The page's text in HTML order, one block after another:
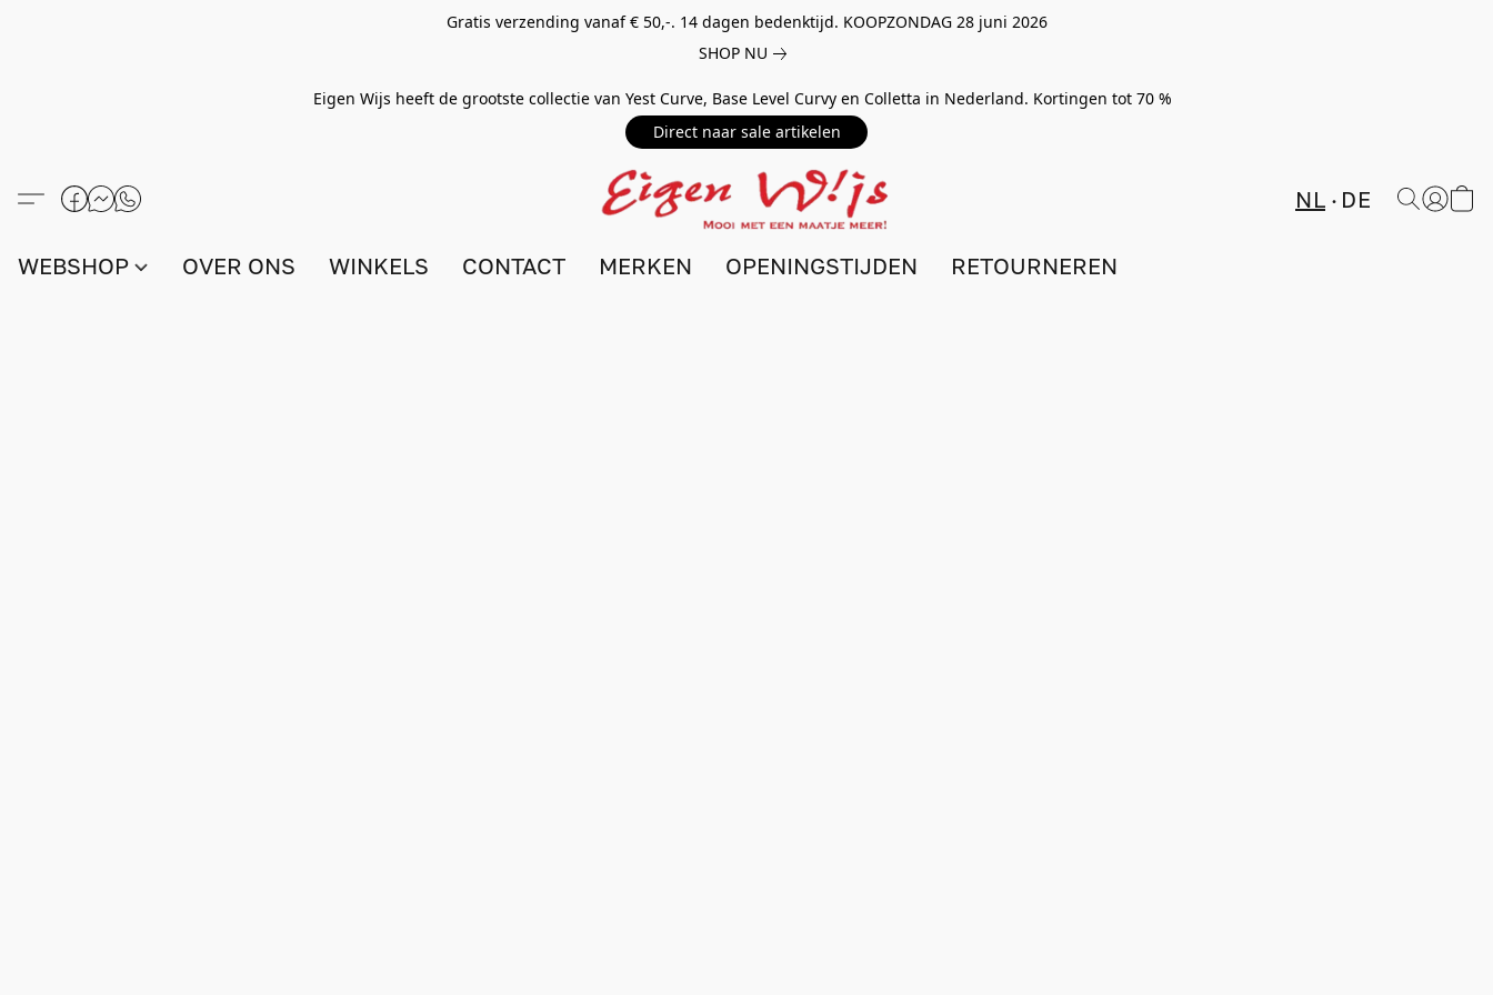
Gratis verzending vanaf € 50,-. 14 dagen bedenktijd. KOOPZONDAG 28 juni 2026
SHOP NU
Eigen Wijs heeft de grootste collectie van Yest Curve, Base Level Curvy en Colletta in Nederland. Kortingen tot 70 %
Direct naar sale artikelen
NL DE
WEBSHOP OVER ONS WINKELS CONTACT MERKEN OPENINGSTIJDEN RETOURNEREN